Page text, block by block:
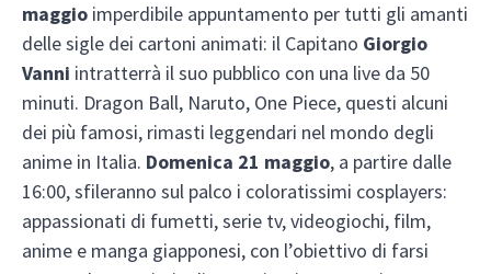
maggio imperdibile appuntamento per tutti gli amanti
delle sigle dei cartoni animati: il Capitano Giorgio
Vanni intratterrà il suo pubblico con una live da 50
minuti. Dragon Ball, Naruto, One Piece, questi alcuni
dei più famosi, rimasti leggendari nel mondo degli
anime in Italia. Domenica 21 maggio, a partire dalle
16:00, sfileranno sul palco i coloratissimi cosplayers:
appassionati di fumetti, serie tv, videogiochi, film,
anime e manga giapponesi, con l’obiettivo di farsi